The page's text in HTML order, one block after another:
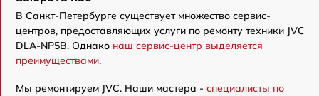
В Санкт-Петербурге существует множество сервис-
центров, предоставляющих услуги по ремонту техники JVC
DLA-NP5B. Однако наш сервис-центр выделяется
преимуществами.
Мы ремонтируем JVC. Наши мастера - специалисты по